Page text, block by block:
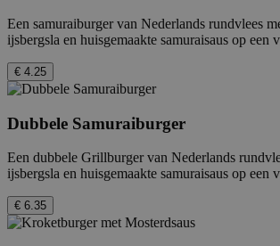
Een samuraiburger van Nederlands rundvlees
ijsbergsla en huisgemaakte samuraisaus op een
€ 4.25
Dubbele Samuraiburger
Een dubbele Grillburger van Nederlands
ijsbergsla en huisgemaakte samuraisaus op een
€ 6.35